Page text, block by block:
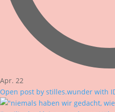
Apr. 22
Open post by stilles.wunder with